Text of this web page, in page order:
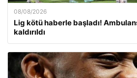
08/08/2026
Lig kötü haberle başladı!
kaldırıldı